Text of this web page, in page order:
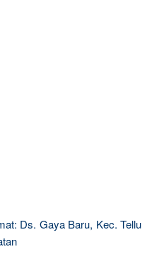
Ds. Gaya Baru, Kec. Tellu